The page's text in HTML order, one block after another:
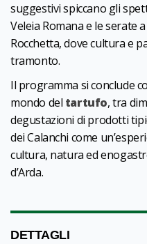
suggestivi spiccano gli
Veleia Romana e le serate
Rocchetta, dove cultura e
tramonto.
Il programma si conclude
mondo del tartufo, tra
degustazioni di prodotti
dei Calanchi come
cultura, natura ed
d’Arda.
DETTAGLI